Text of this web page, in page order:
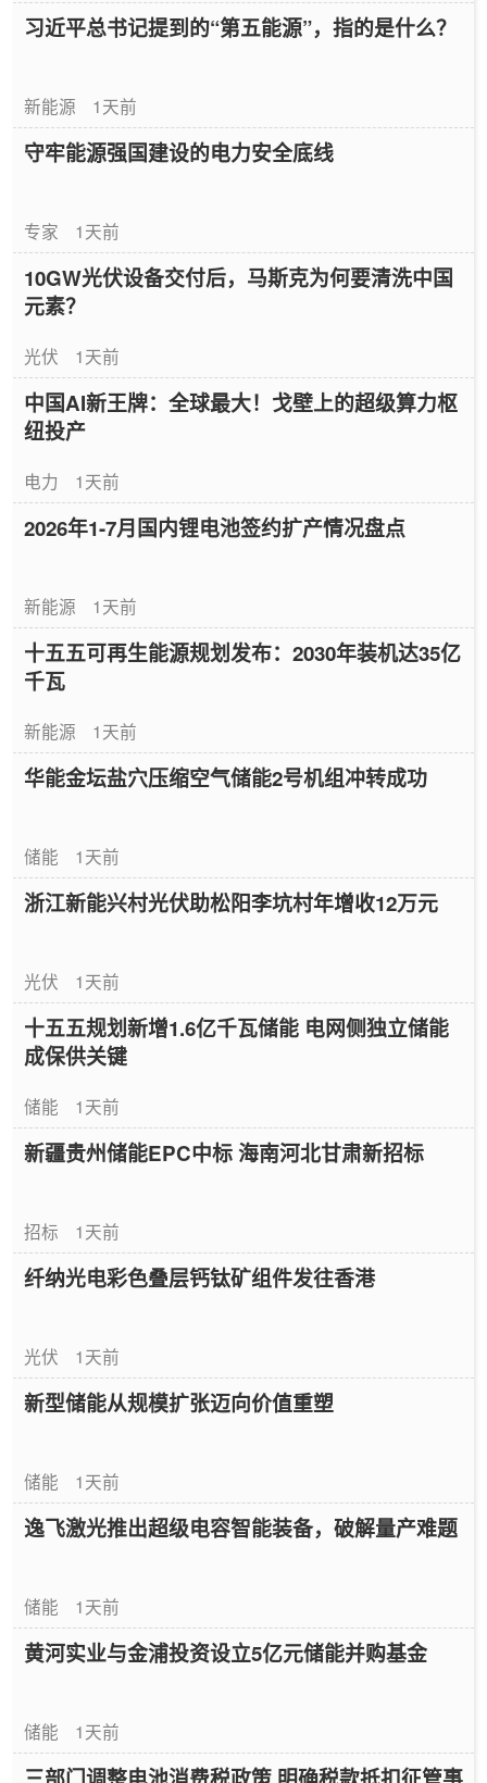
习近平总书记提到的“第五能源”，指的是什么？
新能源 1天前
守牢能源强国建设的电力安全底线
专家 1天前
10GW光伏设备交付后，马斯克为何要清洗中国
元素？
光伏 1天前
中国AI新王牌：全球最大！戈壁上的超级算力枢
纽投产
电力 1天前
2026年1-7月国内锂电池签约扩产情况盘点
新能源 1天前
十五五可再生能源规划发布：2030年装机达35亿
千瓦
新能源 1天前
华能金坛盐穴压缩空气储能2号机组冲转成功
储能 1天前
浙江新能兴村光伏助松阳李坑村年增收12万元
光伏 1天前
十五五规划新增1.6亿千瓦储能 电网侧独立储能
成保供关键
储能 1天前
新疆贵州储能EPC中标 海南河北甘肃新招标
招标 1天前
纤纳光电彩色叠层钙钛矿组件发往香港
光伏 1天前
新型储能从规模扩张迈向价值重塑
储能 1天前
逸飞激光推出超级电容智能装备，破解量产难题
储能 1天前
黄河实业与金浦投资设立5亿元储能并购基金
储能 1天前